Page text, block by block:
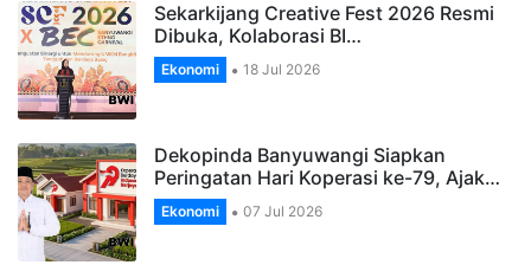
Sekarkijang Creative Fest 2026 Resmi
Dibuka, Kolaborasi BI…
Ekonomi 18 Jul 2026
Dekopinda Banyuwangi Siapkan
Peringatan Hari Koperasi ke-79, Ajak…
Ekonomi 07 Jul 2026